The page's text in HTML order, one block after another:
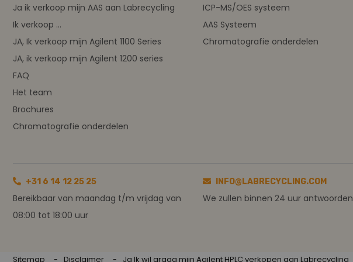
Ja ik verkoop mijn AAS aan Labrecycling
Ik verkoop ...
JA, Ik verkoop mijn Agilent 1100 Series
JA, ik verkoop mijn Agilent 1200 series
FAQ
Het team
Brochures
Chromatografie onderdelen
ICP-MS/OES systeem
AAS Systeem
Chromatografie onderdelen
+31 6 14 12 25 25
Bereikbaar van maandag t/m vrijdag van
08:00 tot 18:00 uur
INFO@LABRECYCLING.COM
We zullen binnen 24 uur antwoorden
Sitemap Disclaimer Ja Ik wil graag mijn Agilent HPLC verkopen aan Labrecycling